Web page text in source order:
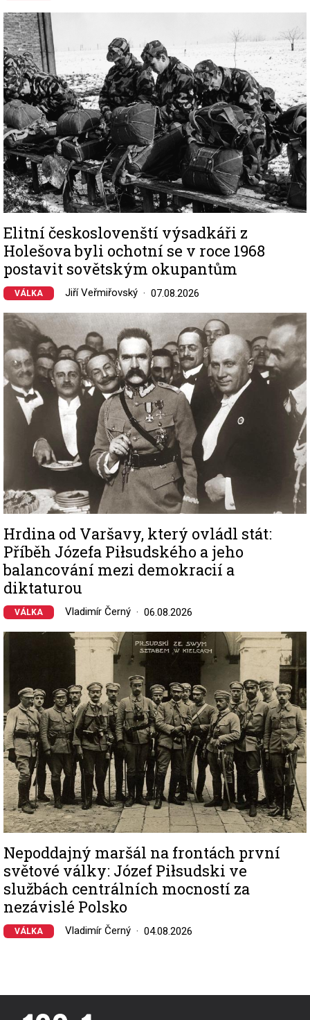
Image
Elitní českoslovenští výsadkáři z
Holešova byli ochotní se v roce 1968
postavit sovětským okupantům
VÁLKA Jiří Veřmiřovský 07.08.2026
Image
Hrdina od Varšavy, který ovládl stát:
Příběh Józefa Piłsudského a jeho
balancování mezi demokracií a
diktaturou
VÁLKA Vladimír Černý 06.08.2026
Image
Nepoddajný maršál na frontách první
světové války: Józef Piłsudski ve
službách centrálních mocností za
nezávislé Polsko
VÁLKA Vladimír Černý 04.08.2026